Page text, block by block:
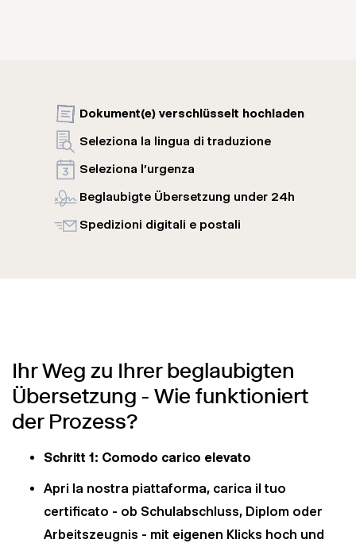
Dokument(e) verschlüsselt hochladen
Seleziona la lingua di traduzione
Seleziona l'urgenza
Beglaubigte Übersetzung under 24h
Spedizioni digitali e postali
Ihr Weg zu Ihrer beglaubigten
Übersetzung - Wie funktioniert
der Prozess?
Schritt 1: Comodo carico elevato
Apri la nostra piattaforma, carica il tuo
certificato - ob Schulabschluss, Diplom oder
Arbeitszeugnis - mit eigenen Klicks hoch und